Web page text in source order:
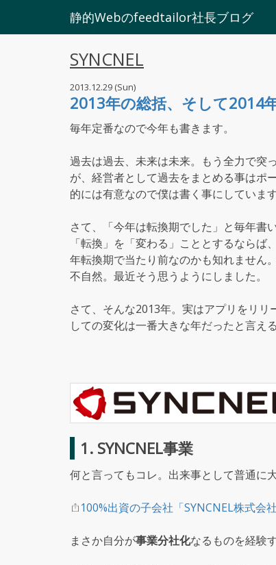
静的Webのfeedtailor社長ブログ
SYNCNEL
2013.12.29 (Sun)
2013年の総括、そして2014
毎年定番なので今年も書きます。
過去は過去、未来は未来。もう全力で突
が、経営者として過去をまとめる事はポ
的には有意なので僕は書く事にしています
さて、「今年は転換期でした」と毎年書
「転換」を「変わる」こととするなら
年転換期で当たり前なのかも知れません
不自然。最近そう思うようにしました。
さて、そんな2013年。実はアプリをリ
しての変化は一番大きな年だったと言え
1. SYNCNEL事業
何と言ってもコレ。出来事として普通に大
100%出資の子会社「SYNCNEL株式会
まさか自分が事業分社化なるものを経験